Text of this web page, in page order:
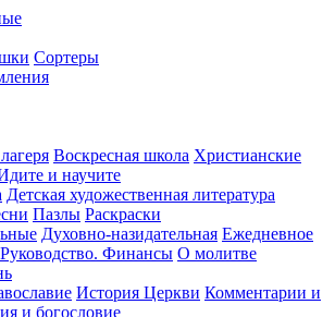
Сортеры
Воскресная школа Христианские
и научите
Детская художественная литература
Пазлы Раскраски
Духовно-назидательная Ежедневное
Финансы О молитве
История Церкви Комментарии и
и богословие